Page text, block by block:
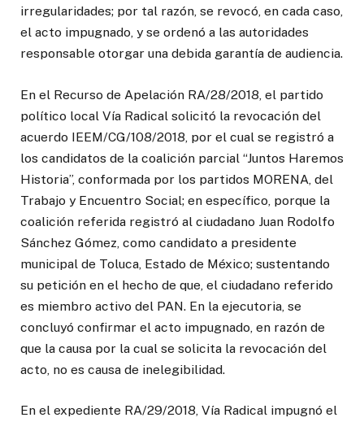
irregularidades; por tal razón, se revocó, en cada caso,
el acto impugnado, y se ordenó a las autoridades
responsable otorgar una debida garantía de audiencia.
En el Recurso de Apelación RA/28/2018, el partido
político local Vía Radical solicitó la revocación del
acuerdo IEEM/CG/108/2018, por el cual se registró a
los candidatos de la coalición parcial “Juntos Haremos
Historia”, conformada por los partidos MORENA, del
Trabajo y Encuentro Social; en específico, porque la
coalición referida registró al ciudadano Juan Rodolfo
Sánchez Gómez, como candidato a presidente
municipal de Toluca, Estado de México; sustentando
su petición en el hecho de que, el ciudadano referido
es miembro activo del PAN. En la ejecutoria, se
concluyó confirmar el acto impugnado, en razón de
que la causa por la cual se solicita la revocación del
acto, no es causa de inelegibilidad.
En el expediente RA/29/2018, Vía Radical impugnó el